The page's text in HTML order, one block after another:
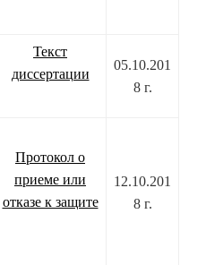
Текст
диссертации
05.10.201
8 г.
Протокол о
приеме или
отказе к защите
12.10.201
8 г.